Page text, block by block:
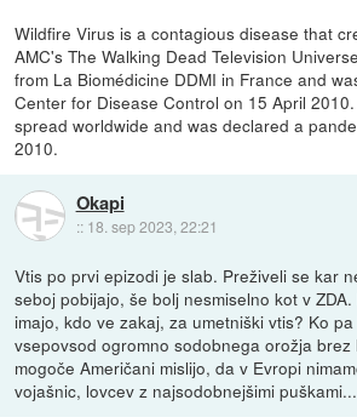
Wildfire Virus is a contagious disease that
AMC's The Walking Dead Television
from La Biomédicine DDMI in France and
Center for Disease Control on 15 April
spread worldwide and was declared a
2010.
Okapi
:: 18. sep 2023, 22:21
Vtis po prvi epizodi je slab. Preživeli se kar
seboj pobijajo, še bolj nesmiselno kot v
imajo, kdo ve zakaj, za umetniški vtis? Ko
vsepovsod ogromno sodobnega orožja brez
mogoče Američani mislijo, da v Evropi
vojašnic, lovcev z najsodobnejšimi puškami...